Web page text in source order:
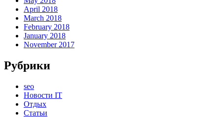
April 2018
March 2018
February 2018
January 2018
November 2017
Рубрики
seo
Новости IT
Отдых
Статьи